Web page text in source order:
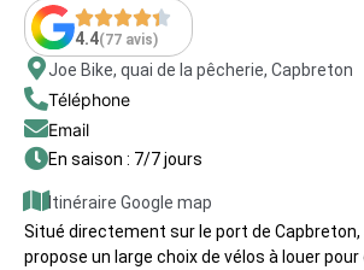
4.4(77 avis)
Joe Bike, quai de la pêcherie, Capbreton
Téléphone
Email
En saison : 7/7 jours
Itinéraire Google map
Situé directement sur le port de Capbreton,
propose un large choix de vélos à louer pour